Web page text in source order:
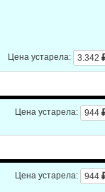
Цена устарела:
3.342
Цена устарела: 944
Цена устарела: 944